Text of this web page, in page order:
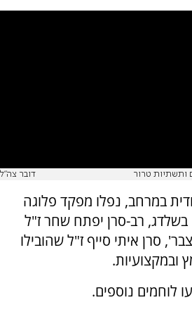
ותשתיות טרור דובר צה"ל
במרחב, נפלו מפקד פלוגה
בשלדג, רב-סרן יפתח שחר ז"ל
סרן איתי סייף ז"ל שהובילו
ובמקצועיות.
נוספים.